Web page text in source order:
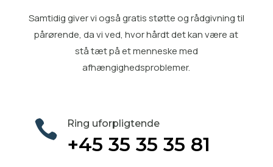
Samtidig giver vi også gratisstøtte og rådgivning til
pårørende, da vi ved, hvor hårdt det kan være at
stå tæt på et menneske med
afhængighedsproblemer.
 Ring uforpligtende
+45 35 35 35 81